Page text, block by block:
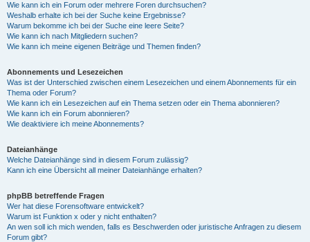
Wie kann ich ein Forum oder mehrere Foren durchsuchen?
Weshalb erhalte ich bei der Suche keine Ergebnisse?
Warum bekomme ich bei der Suche eine leere Seite?
Wie kann ich nach Mitgliedern suchen?
Wie kann ich meine eigenen Beiträge und Themen finden?
Abonnements und Lesezeichen
Was ist der Unterschied zwischen einem Lesezeichen und einem Abonnements für ein
Thema oder Forum?
Wie kann ich ein Lesezeichen auf ein Thema setzen oder ein Thema abonnieren?
Wie kann ich ein Forum abonnieren?
Wie deaktiviere ich meine Abonnements?
Dateianhänge
Welche Dateianhänge sind in diesem Forum zulässig?
Kann ich eine Übersicht all meiner Dateianhänge erhalten?
phpBB betreffende Fragen
Wer hat diese Forensoftware entwickelt?
Warum ist Funktion x oder y nicht enthalten?
An wen soll ich mich wenden, falls es Beschwerden oder juristische Anfragen zu diesem
Forum gibt?